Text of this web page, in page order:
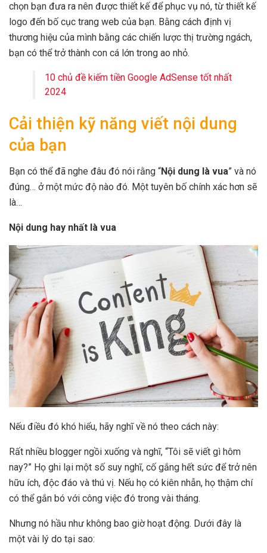
chọn bạn đưa ra nên được thiết kế để phục vụ nó, từ thiết kế
logo đến bố cục trang web của bạn. Bằng cách định vị
thương hiệu của mình bằng các chiến lược thị trường ngách,
bạn có thể trở thành con cá lớn trong ao nhỏ.
10 chủ đề kiếm tiền Google AdSense tốt nhất
2024
Cải thiện kỹ năng viết nội dung
của bạn
Bạn có thể đã nghe đâu đó nói rằng “Nội dung là vua” và nó
đúng… ở một mức độ nào đó. Một tuyên bố chính xác hơn sẽ
là…
Nội dung hay nhất là vua
Nếu điều đó khó hiểu, hãy nghĩ về nó theo cách này:
Rất nhiều blogger ngồi xuống và nghĩ, “Tôi sẽ viết gì hôm
nay?” Họ ghi lại một số suy nghĩ, cố gắng hết sức để trở nên
hữu ích, độc đáo và thú vị. Nếu họ có kiên nhẫn, họ thậm chí
có thể gắn bó với công việc đó trong vài tháng.
Nhưng nó hầu như không bao giờ hoạt động. Dưới đây là
một vài lý do tại sao: